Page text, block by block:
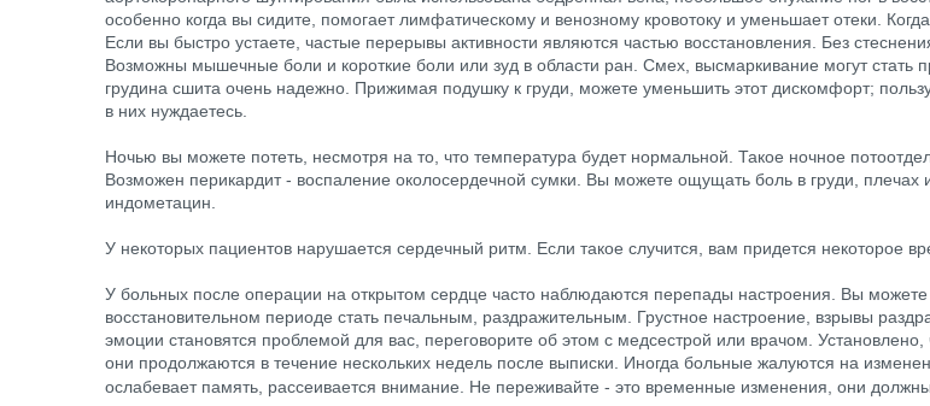
особенно когда вы сидите, помогает лимфатическому и венозному кровотоку и уменьшает отеки.
Если вы быстро устаете, частые перерывы активности являются частью восстановления. Без
Возможны мышечные боли и короткие боли или зуд в области ран. Смех, высмаркивание могут стать
грудина сшита очень надежно. Прижимая подушку к груди, можете уменьшить этот дискомфорт;
в них нуждаетесь.
Ночью вы можете потеть, несмотря на то, что температура будет нормальной. Такое ночное
Возможен перикардит - воспаление околосердечной сумки. Вы можете ощущать боль в груди,
индометацин.
У некоторых пациентов нарушается сердечный ритм. Если такое случится, вам придется некоторое
У больных после операции на открытом сердце часто наблюдаются перепады настроения. Вы
восстановительном периоде стать печальным, раздражительным. Грустное настроение, взрывы
эмоции становятся проблемой для вас, переговорите об этом с медсестрой или врачом.
они продолжаются в течение нескольких недель после выписки. Иногда больные жалуются на
ослабевает память, рассеивается внимание. Не переживайте - это временные изменения, они